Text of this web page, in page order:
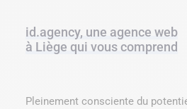
id.agency, une agence web
à Liège qui vous comprend
Pleinement consciente du